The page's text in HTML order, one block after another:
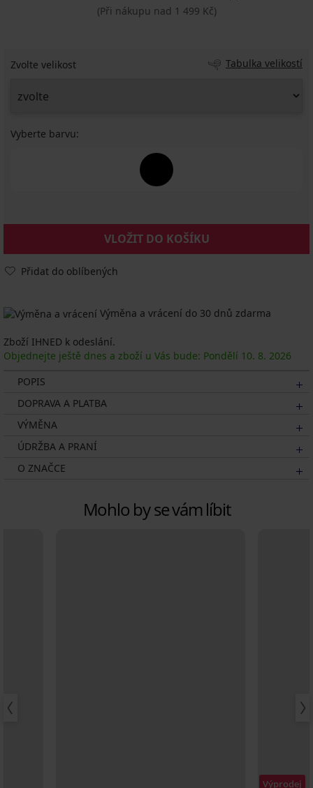
(Při nákupu nad 1 499 Kč)
Zvolte velikost Tabulka velikostí
Vyberte barvu:
VLOŽIT DO KOŠÍKU
Přidat do oblíbených
Výměna a vrácení do 30 dnů zdarma
Zboží IHNED k odeslání.
Objednejte ještě dnes a zboží u Vás bude: Pondělí 10. 8. 2026
POPIS
DOPRAVA A PLATBA
VÝMĚNA
ÚDRŽBA A PRANÍ
O ZNAČCE
Mohlo by se vám líbit
Výprodej